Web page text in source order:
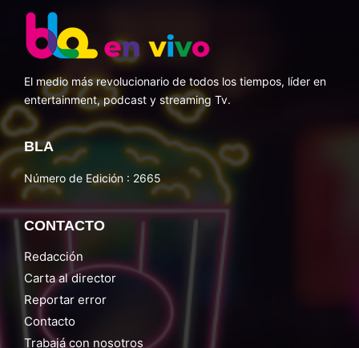
El medio más revolucionario de todos los tiempos, líder en
entertainment, podcast y streaming Tv.
BLA
Número de Edición : 2665
CONTACTO
Redacción
Carta al director
Reportar error
Contacto
Trabajá con nosotros